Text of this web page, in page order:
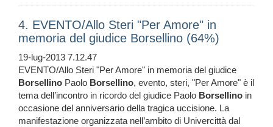
4. EVENTO/Allo Steri "Per Amore" in
memoria del giudice Borsellino (64%)
19-lug-2013 7.12.47
EVENTO/Allo Steri "Per Amore" in memoria del giudice
Borsellino Paolo Borsellino, evento, steri, "Per Amore" è il
tema dell’incontro in ricordo del giudice Paolo Borsellino in
occasione del anniversario della tragica uccisione. La
manifestazione organizzata nell’ambito di Univercittà dal